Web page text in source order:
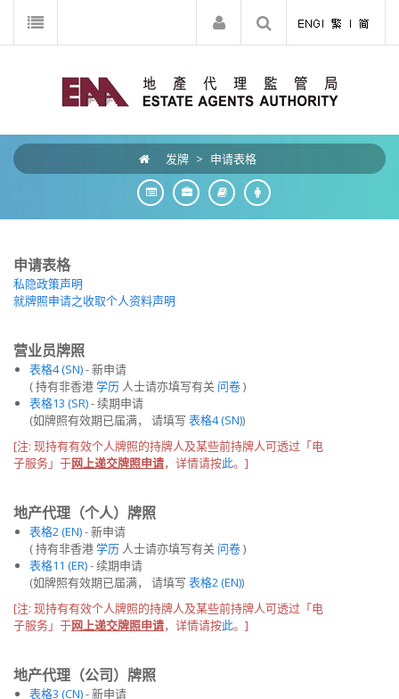
发牌 > 申请表格
申请表格
私隐政策声明
就牌照申请之收取个人资料声明
营业员牌照
表格4 (SN)- 新申请
( 持有非香港学历 人士请亦填写有关 问卷)
表格13 (SR)- 续期申请
(如牌照有效期已届满， 请填写 表格4 (SN))
[注: 现持有有效个人牌照的持牌人及某些前持牌人可透过「电
子服务」于网上递交牌照申请，详情请按此。]
地产代理（个人）牌照
表格2 (EN)- 新申请
( 持有非香港学历 人士请亦填写有关 问卷)
表格11 (ER)- 续期申请
(如牌照有效期已届满， 请填写 表格2 (EN))
[注: 现持有有效个人牌照的持牌人及某些前持牌人可透过「电
子服务」于网上递交牌照申请，详情请按此。]
地产代理（公司）牌照
表格3 (CN)- 新申请